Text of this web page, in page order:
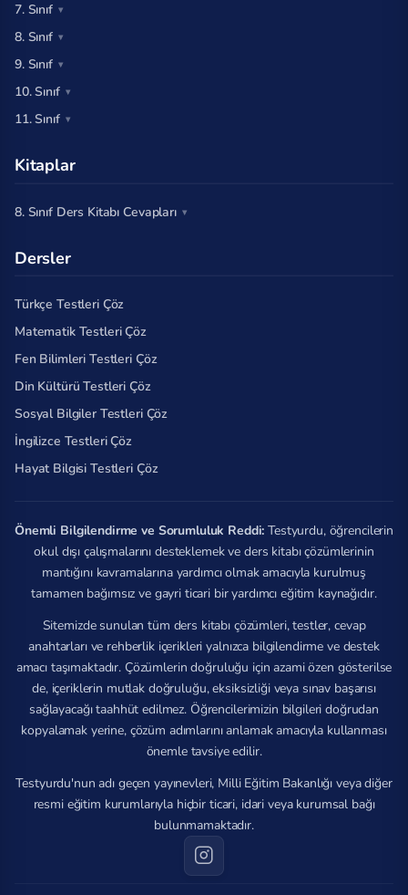
7. Sınıf
8. Sınıf
9. Sınıf
10. Sınıf
11. Sınıf
Kitaplar
8. Sınıf Ders Kitabı Cevapları
Dersler
Türkçe Testleri Çöz
Matematik Testleri Çöz
Fen Bilimleri Testleri Çöz
Din Kültürü Testleri Çöz
Sosyal Bilgiler Testleri Çöz
İngilizce Testleri Çöz
Hayat Bilgisi Testleri Çöz
Önemli Bilgilendirme ve Sorumluluk Reddi: Testyurdu, öğrencilerin
okul dışı çalışmalarını desteklemek ve ders kitabı çözümlerinin
mantığını kavramalarına yardımcı olmak amacıyla kurulmuş
tamamen bağımsız ve gayri ticari bir yardımcı eğitim kaynağıdır.
Sitemizde sunulan tüm ders kitabı çözümleri, testler, cevap
anahtarları ve rehberlik içerikleri yalnızca bilgilendirme ve destek
amacı taşımaktadır. Çözümlerin doğruluğu için azami özen gösterilse
de, içeriklerin mutlak doğruluğu, eksiksizliği veya sınav başarısı
sağlayacağı taahhüt edilmez. Öğrencilerimizin bilgileri doğrudan
kopyalamak yerine, çözüm adımlarını anlamak amacıyla kullanması
önemle tavsiye edilir.
Testyurdu'nun adı geçen yayınevleri, Milli Eğitim Bakanlığı veya diğer
resmi eğitim kurumlarıyla hiçbir ticari, idari veya kurumsal bağı
bulunmamaktadır.